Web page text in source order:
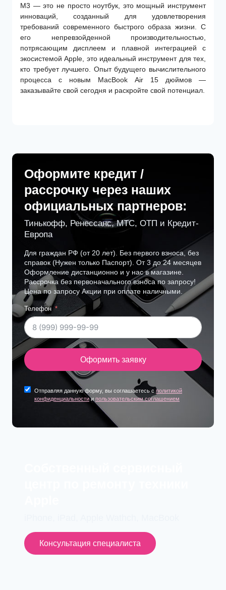
M3 — это не просто ноутбук, это мощный инструмент
инноваций, созданный для удовлетворения
требований современного быстрого образа жизни. С
его непревзойденной производительностью,
потрясающим дисплеем и плавной интеграцией с
экосистемой Apple, это идеальный инструмент для тех,
кто требует лучшего. Опыт будущего вычислительного
процесса с новым MacBook Air 15 дюймов —
заказывайте свой сегодня и раскройте свой потенциал.
Оформите кредит /
рассрочку через наших
официальных партнеров:
Тинькофф, Ренессанс, МТС, ОТП и Кредит-
Европа
Для граждан РФ (от 20 лет). Без первого взноса, без
справок (Нужен только Паспорт). От 3 до 24 месяцев
Оформление дистанционно и у нас в магазине.
Рассрочка без первоначального взноса по запросу!
Цена по запросу Акции при оплате наличными.
Телефон
Оформить заявку
Отправляя данную форму, вы соглашаетесь с политикой
конфиденциальностии пользовательским соглашением
Консультация специалиста